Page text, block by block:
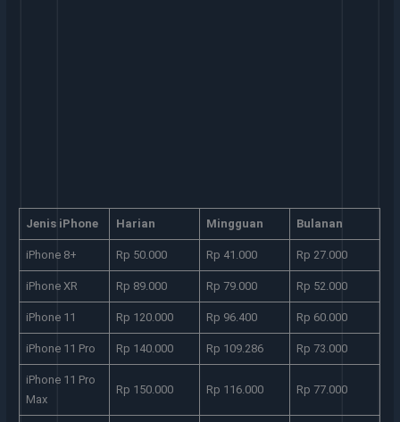
Jenis iPhone Harian Mingguan Bulanan
iPhone 8+ Rp 50.000 Rp 41.000 Rp 27.000
iPhone XR Rp 89.000 Rp 79.000 Rp 52.000
iPhone 11 Rp 120.000 Rp 96.400 Rp 60.000
iPhone 11 Pro Rp 140.000 Rp 109.286 Rp 73.000
iPhone 11 Pro
Max
Rp 150.000 Rp 116.000 Rp 77.000